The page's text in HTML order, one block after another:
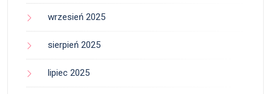
wrzesień 2025
sierpień 2025
lipiec 2025